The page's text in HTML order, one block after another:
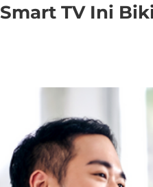
Smart TV Ini